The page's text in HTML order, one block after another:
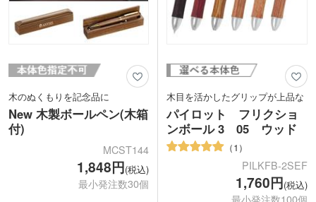
木のぬくもりを記念品に
New 木製ボールペン(木箱
付)
MCST144
1,848円(税込)
最小発注数30個
木目を活かしたグリップが上品な
パイロット フリクショ
ンボール 3 05 ウッド
1
PILKFB-2SEF
1,760円(税込)
最小発注数100個